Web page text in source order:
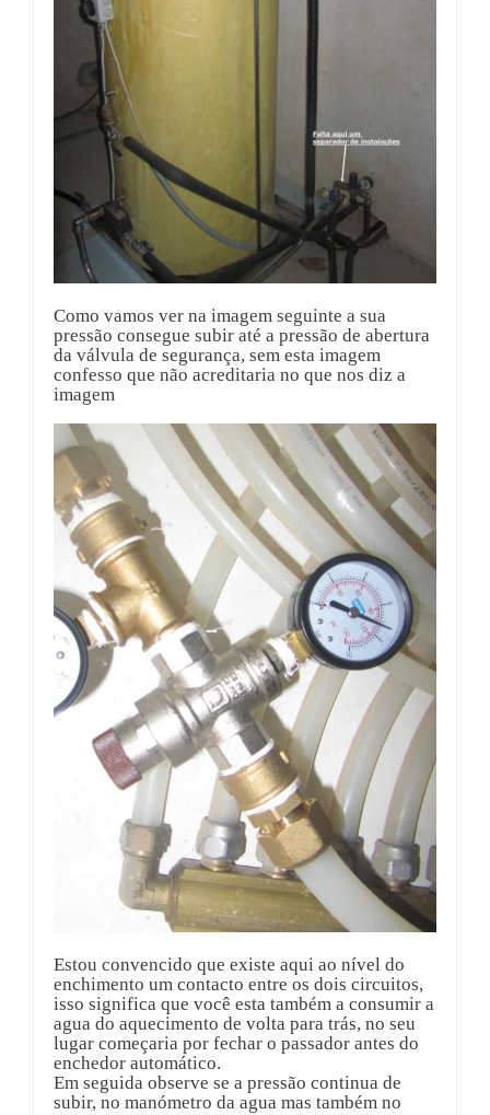
Como vamos ver na imagem seguinte a sua
pressão consegue subir até a pressão de abertura
da válvula de segurança, sem esta imagem
confesso que não acreditaria no que nos diz a
imagem
Estou convencido que existe aqui ao nível do
enchimento um contacto entre os dois circuitos,
isso significa que você esta também a consumir a
agua do aquecimento de volta para trás, no seu
lugar começaria por fechar o passador antes do
enchedor automático.
Em seguida observe se a pressão continua de
subir, no manómetro da agua mas também no